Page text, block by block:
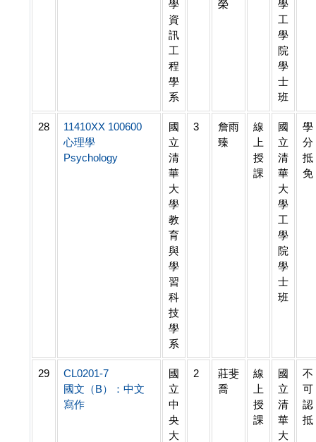
學
資
訊
工
程
學
系
榮
學
工
學
院
學
士
班
28
11410XX 100600
心理學
Psychology
國
立
清
華
大
學
教
育
與
學
習
科
技
學
系
3
詹雨
臻
線
上
授
課
國
立
清
華
大
學
工
學
院
學
士
班
學
分
抵
免
29
CL0201-7
國文（B）：中文
寫作
國
立
中
央
大
2
莊斐
喬
線
上
授
課
國
立
清
華
大
不
可
認
抵